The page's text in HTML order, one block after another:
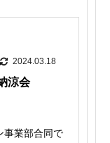
2024.03.18
涼会
事業部合同で